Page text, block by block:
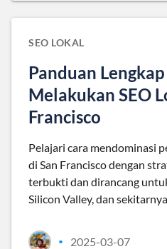
SEO LOKAL
Panduan
Melakukan SEO
Francisco
Pelajari cara mendominasi
di San Francisco dengan
terbukti dan dirancang
Silicon Valley, dan
• 2025-03-07